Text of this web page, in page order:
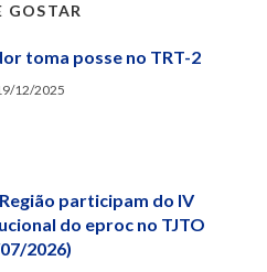
GOSTAR
toma posse no TRT-2
12/2025
participam do IV
do eproc no TJTO
2026)